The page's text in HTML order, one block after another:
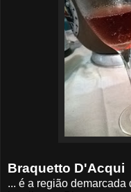
Braquetto D'Acqui
... é a região